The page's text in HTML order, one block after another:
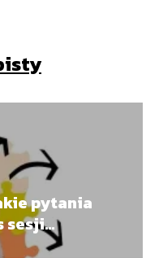
pytania
sesji